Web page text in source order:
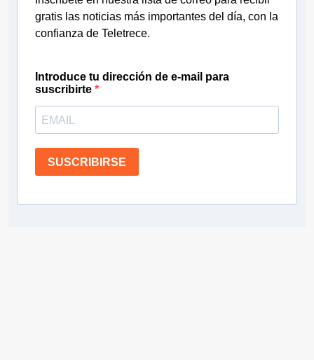
gratis las noticias más importantes del día, con la
confianza de Teletrece.
Introduce tu dirección de e-mail para
suscribirte
SUSCRIBIRSE